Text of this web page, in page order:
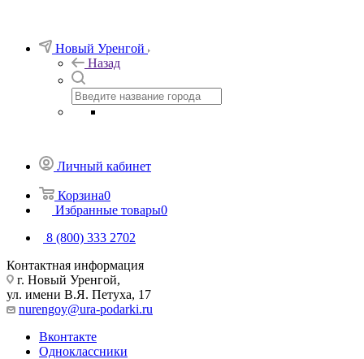
Новый Уренгой
Назад
Личный кабинет
Корзина0
Избранные товары0
8 (800) 333 2702
Контактная информация
г. Новый Уренгой,
ул. имени В.Я. Петуха, 17
nurengoy@ura-podarki.ru
Вконтакте
Одноклассники